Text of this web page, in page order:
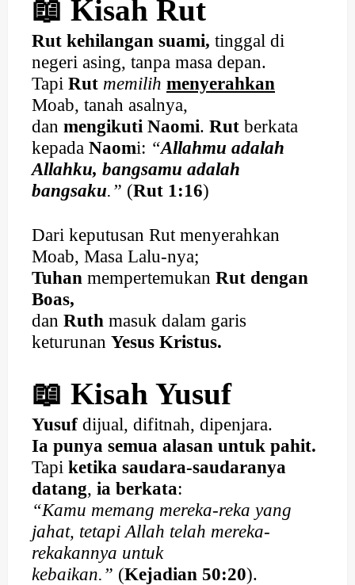
📖 Kisah Rut
Rut kehilangan suami, tinggal di
negeri asing, tanpa masa depan.
Tapi Rut memilih menyerahkan
Moab, tanah asalnya,
dan mengikuti Naomi. Rut berkata
kepada Naomi: “Allahmu adalah
Allahku, bangsamu adalah
bangsaku.” (Rut 1:16)
Dari keputusan Rut menyerahkan
Moab, Masa Lalu-nya;
Tuhan mempertemukan Rut dengan
Boas,
dan Ruth masuk dalam garis
keturunan Yesus Kristus.
📖 Kisah Yusuf
Yusuf dijual, difitnah, dipenjara.
Ia punya semua alasan untuk pahit.
Tapi ketika saudara-saudaranya
datang, ia berkata:
“Kamu memang mereka-reka yang
jahat, tetapi Allah telah mereka-
rekakannya untuk
kebaikan.” (Kejadian 50:20).